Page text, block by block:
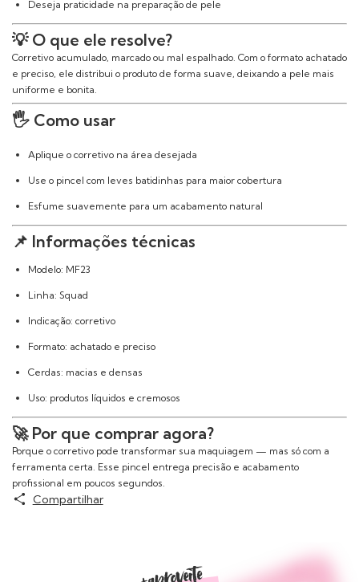
Deseja praticidade na preparação de pele
💡 O que ele resolve?
Corretivo acumulado, marcado ou mal espalhado. Com o formato achatado
e preciso, ele distribui o produto de forma suave, deixando a pele mais
uniforme e bonita.
🖐️ Como usar
Aplique o corretivo na área desejada
Use o pincel com leves batidinhas para maior cobertura
Esfume suavemente para um acabamento natural
📌 Informações técnicas
Modelo: MF23
Linha: Squad
Indicação: corretivo
Formato: achatado e preciso
Cerdas: macias e densas
Uso: produtos líquidos e cremosos
🚀 Por que comprar agora?
Porque o corretivo pode transformar sua maquiagem — mas só com a
ferramenta certa. Esse pincel entrega precisão e acabamento
profissional em poucos segundos.
Compartilhar
Produtos similares